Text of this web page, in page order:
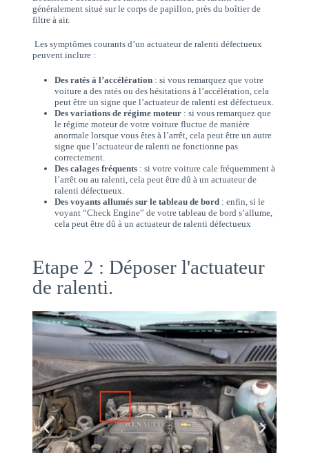
généralement situé sur le corps de papillon, près du boîtier de
filtre à air.
Les symptômes courants d’un actuateur de ralenti défectueux
peuvent inclure :
Des ratés à l’accélération : si vous remarquez que votre
voiture a des ratés ou des hésitations à l’accélération, cela
peut être un signe que l’actuateur de ralenti est défectueux.
Des variations de régime moteur : si vous remarquez que
le régime moteur de votre voiture fluctue de manière
anormale lorsque vous êtes à l’arrêt, cela peut être un autre
signe que l’actuateur de ralenti ne fonctionne pas
correctement.
Des calages fréquents : si votre voiture cale fréquemment à
l’arrêt ou au ralenti, cela peut être dû à un actuateur de
ralenti défectueux.
Des voyants allumés sur le tableau de bord : enfin, si le
voyant “Check Engine” de votre tableau de bord s’allume,
cela peut être dû à un actuateur de ralenti défectueux
Etape 2 : Déposer l'actuateur
de ralenti.